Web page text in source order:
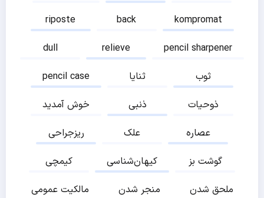
riposte
back
kompromat
dull
relieve
pencil sharpener
pencil case
ثنایا
ثوب
خوش آمدید
ذنبی
ذوحیات
ریزجراحی
علک
عصاره
کیمچی
کیهان‌شناسی
گوشت بز
مالکیت عمومی
منجر شدن
ملحق شدن